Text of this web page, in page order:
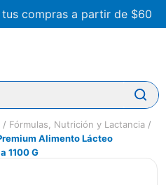
tus compras a partir de $60
Fórmulas, Nutrición y Lactancia
Alimento Lácteo
1100 G